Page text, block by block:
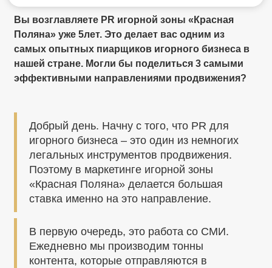
Вы возглавляете PR игорной зоны «Красная
Поляна» уже 5лет. Это делает вас одним из
самых опытных пиарщиков игорного бизнеса в
нашей стране. Могли бы поделиться 3 самыми
эффективными направлениями продвижения?
Добрый день. Начну с того, что PR для
игорного бизнеса – это один из немногих
легальных инструментов продвижения.
Поэтому в маркетинге игорной зоны
«Красная Поляна» делается большая
ставка именно на это направление.
В первую очередь, это работа со СМИ.
Ежедневно мы производим тонны
контента, которые отправляются в